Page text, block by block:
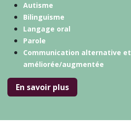
Autisme
Bilinguisme
Langage oral
Parole
Communication alternative et
améliorée/augmentée
En savoir plus